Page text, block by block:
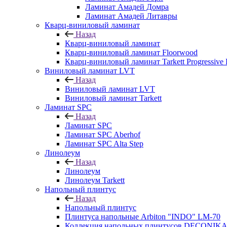
Ламинат Амадей Домра
Ламинат Амадей Литавры
Кварц-виниловый ламинат
Назад
Кварц-виниловый ламинат
Кварц-виниловый ламинат Floorwood
Кварц-виниловый ламинат Tarkett Progressive
Виниловый ламинат LVT
Назад
Виниловый ламинат LVT
Виниловый ламинат Tarkett
Ламинат SPC
Назад
Ламинат SPC
Ламинат SPC Aberhof
Ламинат SPC Alta Step
Линолеум
Назад
Линолеум
Линолеум Tarkett
Напольный плинтус
Назад
Напольный плинтус
Плинтуса напольные Arbiton "INDO" LM-70